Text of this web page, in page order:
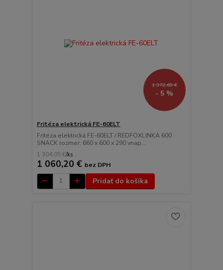
1 372,68 €
- 5 %
Fritéza elektrická FE-60ELT
Fritéza elektrická FE-60ELT / REDFOXLINKA 600
SNACK rozmer: 660 x 600 x 290 vnap...
1 304,05 €/ks
1 060,20 € bez DPH
Pridať do košíka